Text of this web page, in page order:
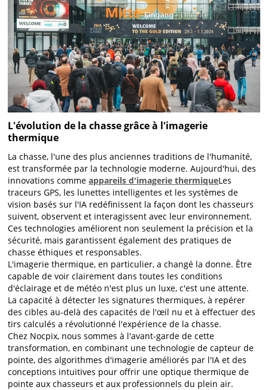
L'évolution de la chasse grâce à l'imagerie
thermique
La chasse, l'une des plus anciennes traditions de l'humanité,
est transformée par la technologie moderne. Aujourd'hui, des
innovations commeappareils d'imagerie thermiqueLes
traceurs GPS, les lunettes intelligentes et les systèmes de
vision basés sur l'IA redéfinissent la façon dont les chasseurs
suivent, observent et interagissent avec leur environnement.
Ces technologies améliorent non seulement la précision et la
sécurité, mais garantissent également des pratiques de
chasse éthiques et responsables.
L'imagerie thermique, en particulier, a changé la donne. Être
capable de voir clairement dans toutes les conditions
d'éclairage et de météo n'est plus un luxe, c'est une attente.
La capacité à détecter les signatures thermiques, à repérer
des cibles au-delà des capacités de l'œil nu et à effectuer des
tirs calculés a révolutionné l'expérience de la chasse.
Chez Nocpix, nous sommes à l'avant-garde de cette
transformation, en combinant une technologie de capteur de
pointe, des algorithmes d'imagerie améliorés par l'IA et des
conceptions intuitives pour offrir une optique thermique de
pointe aux chasseurs et aux professionnels du plein air.